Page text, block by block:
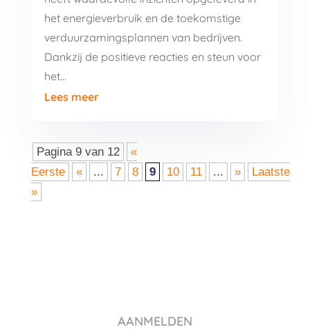
het energieverbruik en de toekomstige
verduurzamingsplannen van bedrijven.
Dankzij de positieve reacties en steun voor
het…
Lees meer
Pagina 9 van 12
«
Eerste
« ... 7 8 9 10 11 ... »
Laatste
»
AANMELDEN